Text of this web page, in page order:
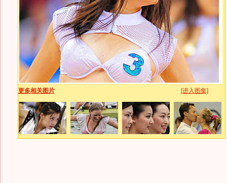
更多相关图片 [进入图集]